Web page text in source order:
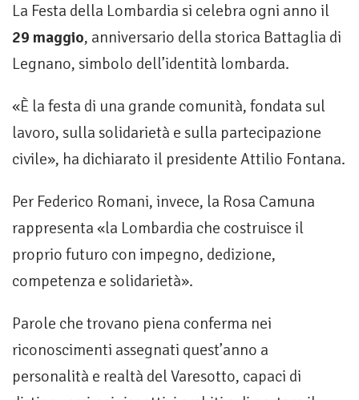
La Festa della Lombardia si celebra ogni anno il
29 maggio, anniversario della storica Battaglia di
Legnano, simbolo dell’identità lombarda.
«È la festa di una grande comunità, fondata sul
lavoro, sulla solidarietà e sulla partecipazione
civile», ha dichiarato il presidente Attilio Fontana.
Per Federico Romani, invece, la Rosa Camuna
rappresenta «la Lombardia che costruisce il
proprio futuro con impegno, dedizione,
competenza e solidarietà».
Parole che trovano piena conferma nei
riconoscimenti assegnati quest’anno a
personalità e realtà del Varesotto, capaci di